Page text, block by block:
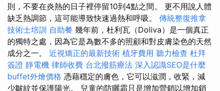
則，不要在炎熱的日子裡停留10到4點之間。 更不用說人體
缺乏熱調節，這可能導致快速過熱和呼吸。 傳統整復推拿
技術士培訓 自助餐 幾年前，杜利瓦（Doliva）是一個真正
的獨特之處，因為它是為數不多的照顧和對皮膚染色的天然
成分之一。 近視矯正的最新技術 植牙費用 聽力檢查 杜拜
簽證 靜電機 律師收費 台北撥筋療法 深入認識SEO是什麼
buffet外燴價格 憑藉穩定的膚色，它可以滋潤，收緊，減
少皺紋並保護陽光。 兒童的防曬霜只是增加營銷以增加銷